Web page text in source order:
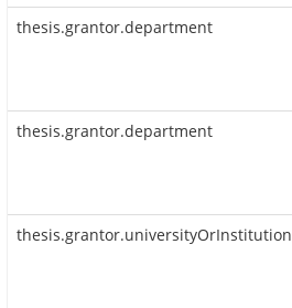
thesis.grantor.department
thesis.grantor.department
thesis.grantor.universityOrInstitution